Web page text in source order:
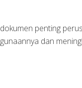
penting
dan